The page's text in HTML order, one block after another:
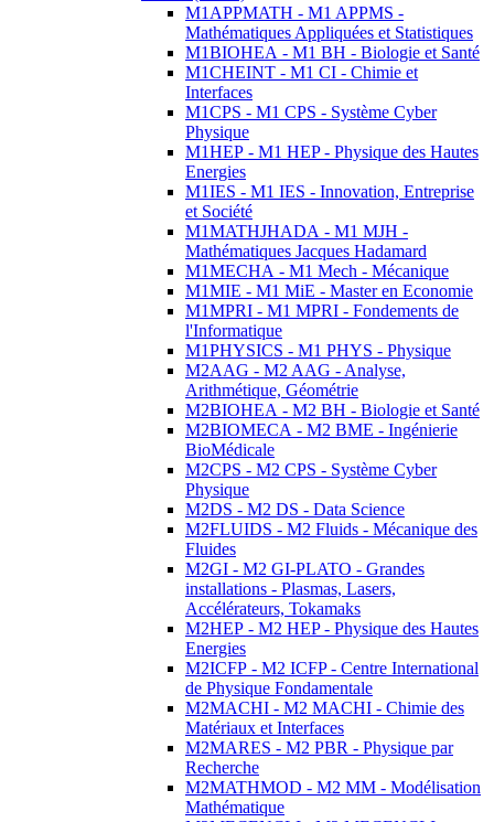
M1APPMATH - M1 APPMS -
Mathématiques Appliquées et Statistiques
M1BIOHEA - M1 BH - Biologie et Santé
M1CHEINT - M1 CI - Chimie et
Interfaces
M1CPS - M1 CPS - Système Cyber
Physique
M1HEP - M1 HEP - Physique des Hautes
Energies
M1IES - M1 IES - Innovation, Entreprise
et Société
M1MATHJHADA - M1 MJH -
Mathématiques Jacques Hadamard
M1MECHA - M1 Mech - Mécanique
M1MIE - M1 MiE - Master en Economie
M1MPRI - M1 MPRI - Fondements de
l'Informatique
M1PHYSICS - M1 PHYS - Physique
M2AAG - M2 AAG - Analyse,
Arithmétique, Géométrie
M2BIOHEA - M2 BH - Biologie et Santé
M2BIOMECA - M2 BME - Ingénierie
BioMédicale
M2CPS - M2 CPS - Système Cyber
Physique
M2DS - M2 DS - Data Science
M2FLUIDS - M2 Fluids - Mécanique des
Fluides
M2GI - M2 GI-PLATO - Grandes
installations - Plasmas, Lasers,
Accélérateurs, Tokamaks
M2HEP - M2 HEP - Physique des Hautes
Energies
M2ICFP - M2 ICFP - Centre International
de Physique Fondamentale
M2MACHI - M2 MACHI - Chimie des
Matériaux et Interfaces
M2MARES - M2 PBR - Physique par
Recherche
M2MATHMOD - M2 MM - Modélisation
Mathématique